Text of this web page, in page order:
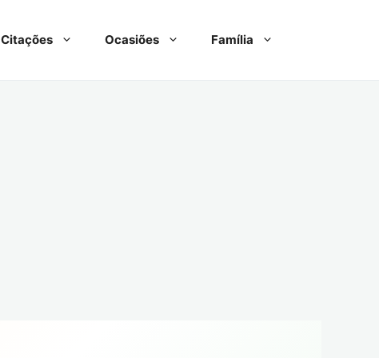
Citações Ocasiões Família